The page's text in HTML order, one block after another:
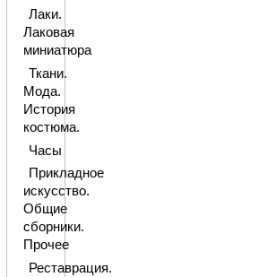
Лаки.
Лаковая
миниатюра
Ткани.
Мода.
История
костюма.
Часы
Прикладное
искусство.
Общие
сборники.
Прочее
Реставрация.